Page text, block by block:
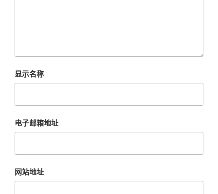
显示名称
电子邮箱地址
网站地址